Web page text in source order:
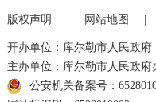
版权声明 | 网站地图 |
开办单位：库尔勒市人民政府
主办单位：库尔勒市人民政府
公安机关备案号：